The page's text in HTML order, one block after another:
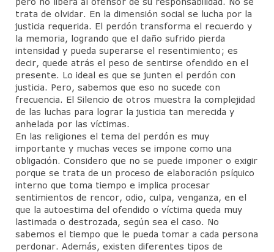
trata de olvidar. En la dimensión social se lucha por la
justicia requerida. El perdón transforma el recuerdo y
la memoria, logrando que el daño sufrido pierda
intensidad y pueda superarse el resentimiento; es
decir, quede atrás el peso de sentirse ofendido en el
presente. Lo ideal es que se junten el perdón con
justicia. Pero, sabemos que eso no sucede con
frecuencia. El Silencio de otros muestra la complejidad
de las luchas para lograr la justicia tan merecida y
anhelada por las víctimas.
En las religiones el tema del perdón es muy
importante y muchas veces se impone como una
obligación. Considero que no se puede imponer o exigir
porque se trata de un proceso de elaboración psíquico
interno que toma tiempo e implica procesar
sentimientos de rencor, odio, culpa, venganza, en el
que la autoestima del ofendido o víctima queda muy
lastimada o destrozada, según sea el caso. No
sabemos el tiempo que le pueda tomar a cada persona
perdonar. Además, existen diferentes tipos de